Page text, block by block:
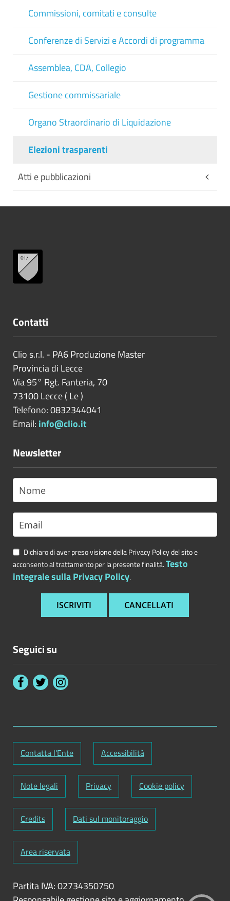
Commissioni, comitati e consulte
Conferenze di Servizi e Accordi di programma
Assemblea, CDA, Collegio
Gestione commissariale
Organo Straordinario di Liquidazione
Elezioni trasparenti
Atti e pubblicazioni
Contatti
Clio s.r.l. - PA6 Produzione Master
Provincia di Lecce
Via 95° Rgt. Fanteria, 70
73100Lecce( Le)
Telefono: 0832344041
Email: info@clio.it
Newsletter
Dichiaro di aver preso visione della Privacy Policy del sito e
acconsento al trattamento per la presente finalità.Testo
integrale sulla Privacy Policy.
Seguici su
Contatta l'Ente Accessibilità
Note legali Privacy Cookie policy
Credits Dati sul monitoraggio
Area riservata
Partita IVA: 02734350750